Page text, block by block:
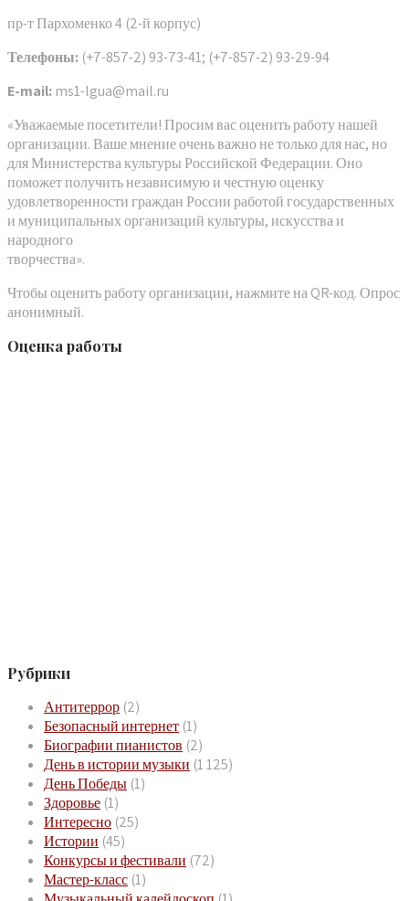
пр-т Пархоменко 4 (2-й корпус)
Телефоны: (+7-857-2) 93-73-41; (+7-857-2) 93-29-94
E-mail: ms1-lgua@mail.ru
«Уважаемые посетители! Просим вас оценить работу нашей
организации. Ваше мнение очень важно не только для нас, но
для Министерства культуры Российской Федерации. Оно
поможет получить независимую и честную оценку
удовлетворенности граждан России работой государственных
и муниципальных организаций культуры, искусства и
народного
творчества».
Чтобы оценить работу организации, нажмите на QR-код. Опрос
анонимный.
Оценка работы
Рубрики
Антитеррор (2)
Безопасный интернет (1)
Биографии пианистов (2)
День в истории музыки (1 125)
День Победы (1)
Здоровье (1)
Интересно (25)
Истории (45)
Конкурсы и фестивали (72)
Мастер-класс (1)